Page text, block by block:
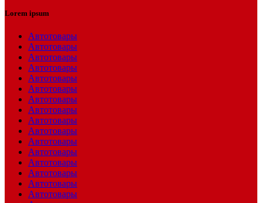
Lorem ipsum
Автотовары
Автотовары
Автотовары
Автотовары
Автотовары
Автотовары
Автотовары
Автотовары
Автотовары
Автотовары
Автотовары
Автотовары
Автотовары
Автотовары
Автотовары
Автотовары